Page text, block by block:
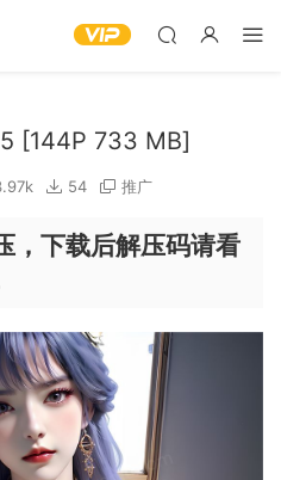
[144P 733 MB]
54 推广
，下载后解压码请看